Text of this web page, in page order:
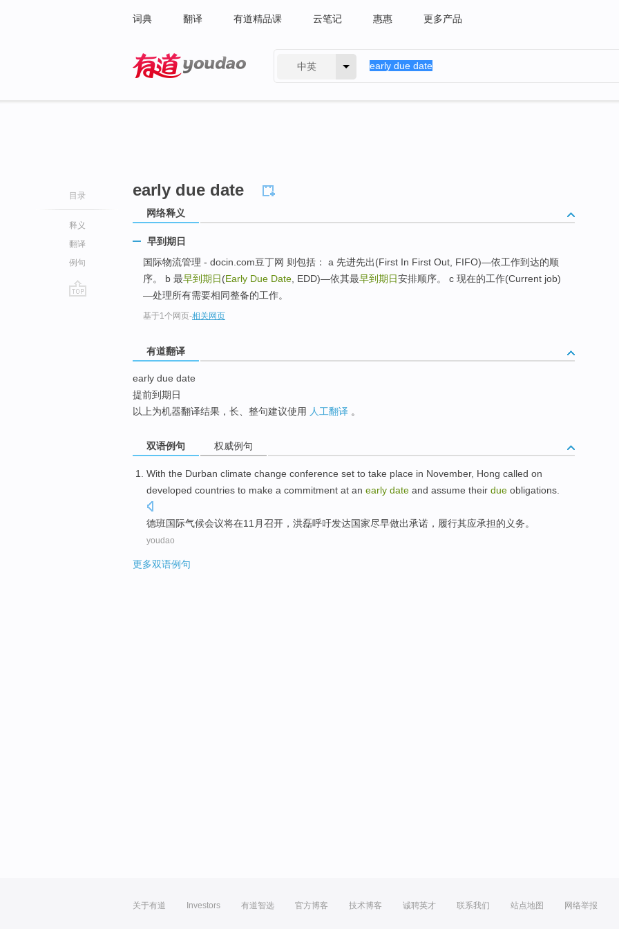
词典 翻译 有道精品课 云笔记 惠惠 更多产品
中英
目录
释义
翻译
例句
early due date
网络释义
早到期日
国际物流管理 - docin.com豆丁网 则包括： a 先进先出(First In First Out, FIFO)—依工作到达的顺
序。 b 最早到期日(Early Due Date , EDD)—依其最早到期日安排顺序。 c 现在的工作(Current job)
—处理所有需要相同整备的工作。
基于1个网页-相关网页
有道翻译
early due date
提前到期日
以上为机器翻译结果，长、整句建议使用 人工翻译 。
双语例句 权威例句
With the Durban climate change conference set to take place in November, Hong called on
developed countries to make a commitment at an early date and assume their due obligations
德班国际气候会议将在11月召开 ， 洪磊呼吁发达国家尽早做出承诺 ， 履行其应承担的义务。
youdao
更多双语例句
关于有道 Investors 有道智选 官方博客 技术博客 诚聘英才 联系我们 站点地图 网络举报